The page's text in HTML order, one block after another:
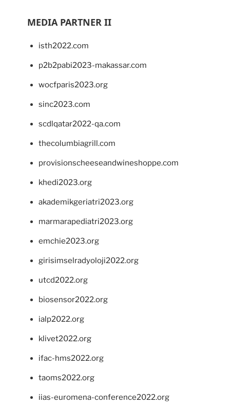
MEDIA PARTNER II
isth2022.com
p2b2pabi2023-makassar.com
wocfparis2023.org
sinc2023.com
scdlqatar2022-qa.com
thecolumbiagrill.com
provisionscheeseandwineshoppe.com
khedi2023.org
akademikgeriatri2023.org
marmarapediatri2023.org
emchie2023.org
girisimselradyoloji2022.org
utcd2022.org
biosensor2022.org
ialp2022.org
klivet2022.org
ifac-hms2022.org
taoms2022.org
iias-euromena-conference2022.org